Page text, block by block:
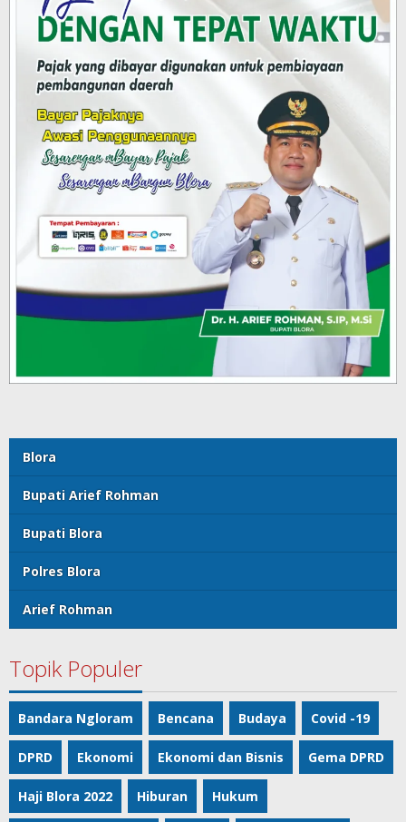
Blora
Bupati Arief Rohman
Bupati Blora
Polres Blora
Arief Rohman
Topik Populer
Bandara Ngloram Bencana Budaya Covid -19
DPRD Ekonomi Ekonomi dan Bisnis Gema DPRD
Haji Blora 2022 Hiburan Hukum